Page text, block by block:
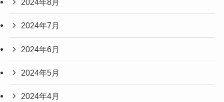
2024年8月
2024年7月
2024年6月
2024年5月
2024年4月